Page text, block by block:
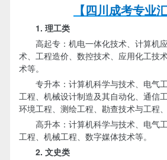
【四川成考专业
1. 理工类
高起专：机电一体化技术、计算机
术、工程造价、数控技术、应用化工技
术等。
专升本：计算机科学与技术、电气
工程、机械设计制造及其自动化、通信
环境工程、测绘工程、勘查技术与工程
高升本：计算机科学与技术、电气
工程、机械工程、数字媒体技术等。
2. 文史类